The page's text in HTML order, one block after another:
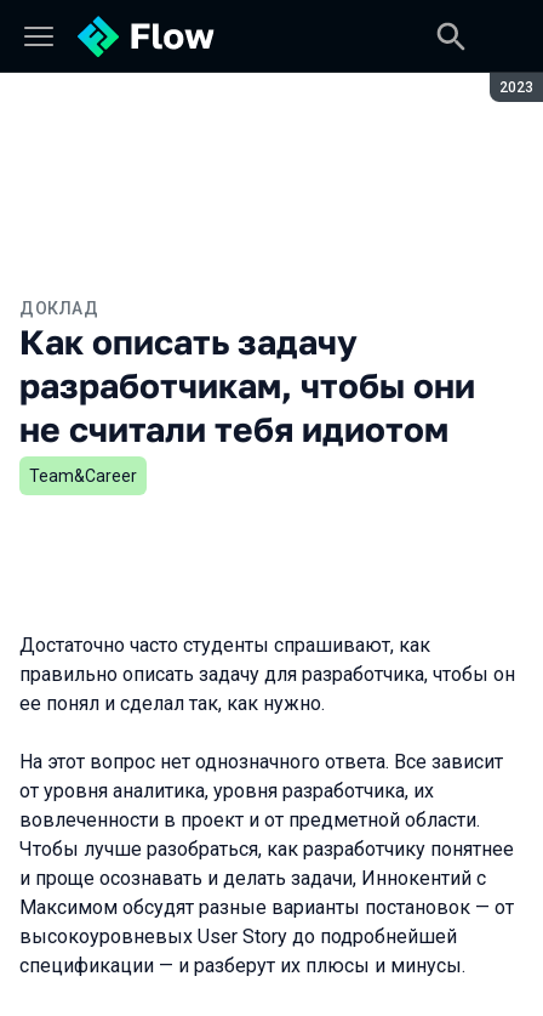
2023
ДОКЛАД
Как описать задачу
разработчикам, чтобы они
не считали тебя идиотом
Team&Career
Достаточно часто студенты спрашивают, как
правильно описать задачу для разработчика, чтобы он
ее понял и сделал так, как нужно.
На этот вопрос нет однозначного ответа. Все зависит
от уровня аналитика, уровня разработчика, их
вовлеченности в проект и от предметной области.
Чтобы лучше разобраться, как разработчику понятнее
и проще осознавать и делать задачи, Иннокентий с
Максимом обсудят разные варианты постановок — от
высокоуровневых User Story до подробнейшей
спецификации — и разберут их плюсы и минусы.